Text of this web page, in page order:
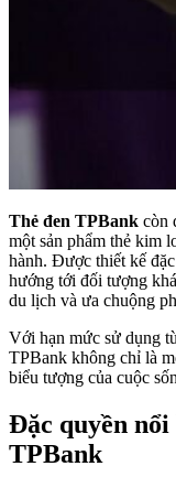
Thẻ đen TPBank còn
một sản phẩm thẻ kim
hành. Được thiết kế
hướng tới đối tượng
du lịch và ưa chuộng
Với hạn mức sử dụng
TPBank không chỉ là
biểu tượng của cuộc
Đặc quyền nổi
TPBank